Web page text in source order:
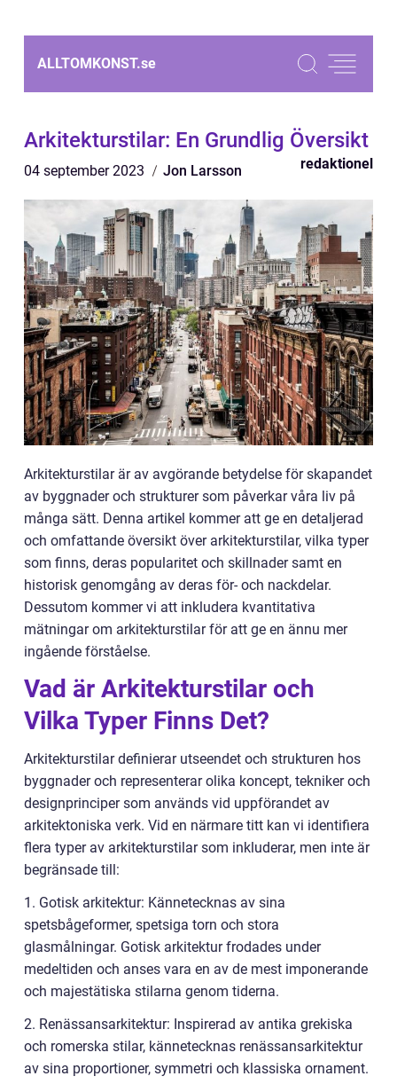
ALLTOMKONST.se
Arkitekturstilar: En Grundlig Översikt
04 september 2023 Jon Larsson redaktionel
Arkitekturstilar är av avgörande betydelse för skapandet
av byggnader och strukturer som påverkar våra liv på
många sätt. Denna artikel kommer att ge en detaljerad
och omfattande översikt över arkitekturstilar, vilka typer
som finns, deras popularitet och skillnader samt en
historisk genomgång av deras för- och nackdelar.
Dessutom kommer vi att inkludera kvantitativa
mätningar om arkitekturstilar för att ge en ännu mer
ingående förståelse.
Vad är Arkitekturstilar och
Vilka Typer Finns Det?
Arkitekturstilar definierar utseendet och strukturen hos
byggnader och representerar olika koncept, tekniker och
designprinciper som används vid uppförandet av
arkitektoniska verk. Vid en närmare titt kan vi identifiera
flera typer av arkitekturstilar som inkluderar, men inte är
begränsade till:
1. Gotisk arkitektur: Kännetecknas av sina
spetsbågeformer, spetsiga torn och stora
glasmålningar. Gotisk arkitektur frodades under
medeltiden och anses vara en av de mest imponerande
och majestätiska stilarna genom tiderna.
2. Renässansarkitektur: Inspirerad av antika grekiska
och romerska stilar, kännetecknas renässansarkitektur
av sina proportioner, symmetri och klassiska ornament.